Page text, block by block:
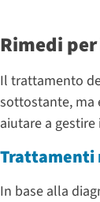
Rimedi
Il trattamento
sottostante, ma
aiutare a
Trattamenti
In base alla